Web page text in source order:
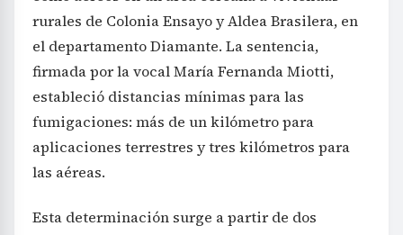
rurales de Colonia Ensayo y Aldea Brasilera, en
el departamento Diamante. La sentencia,
firmada por la vocal María Fernanda Miotti,
estableció distancias mínimas para las
fumigaciones: más de un kilómetro para
aplicaciones terrestres y tres kilómetros para
las aéreas.
Esta determinación surge a partir de dos